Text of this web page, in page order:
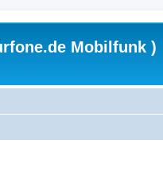
Mobilfunk )